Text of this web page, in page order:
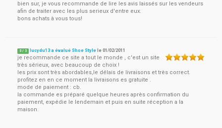
bien sur, je vous recommande de lire les avis laissés sur les vendeurs
afin de traiter avec les plus serieux d'entre eux.
bons achats à vous tous!
5 / 5 lucydu13 a évalué Shoe Style le01/02/2011
je recommande ce site a tout le monde , c'est un site
très sérieux, avec beaucoup de choix !
les prix sont très abordables,le délais de livraisons et très correct.
profitez en en ce moment la livraisons es gratuite .
mode de paiement : cb.
la commande es préparé quelque heures après confirmation du
paiement, expédie le lendemain et puis en suite réception a la
maison.